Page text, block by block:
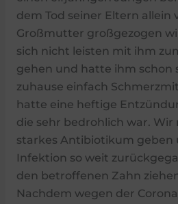
dem Tod seiner Eltern allein
Großmutter großgezogen
sich nicht leisten mit ihm
gehen und hatte ihm schon
zuhause einfach
hatte eine heftige
die sehr bedrohlich war. Wir
starkes Antibiotikum geben
Infektion so weit
den betroffenen Zahn
Nachdem wegen der